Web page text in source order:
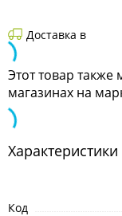
Доставка в
Этот товар
магазинах на
Код